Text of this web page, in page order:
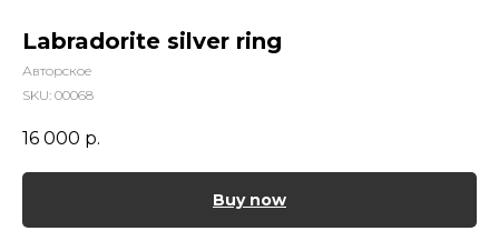
Labradorite silver ring
Авторское
SKU: 00068
16 000 р.
Buy now